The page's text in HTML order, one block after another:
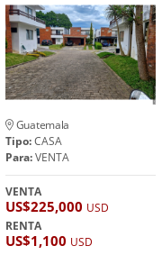
Guatemala
Tipo:CASA
Para:VENTA
VENTA
US$225,000 USD
RENTA
US$1,100 USD